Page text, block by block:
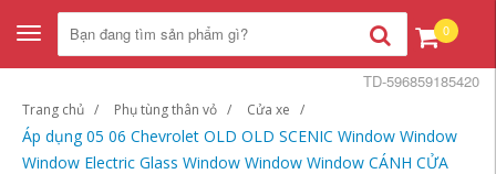
Toggle
navigation
0
Trang chủ Phụ tùng thân vỏ Cửa xe
Áp dụng 05 06 Chevrolet OLD OLD SCENIC Window Window
Window Electric Glass Window Window Window CÁNH CỬA
TD-596859185420